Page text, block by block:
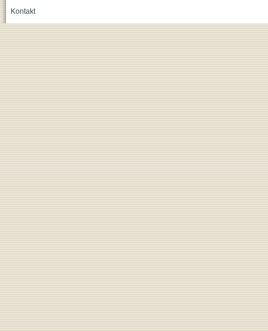
Kontakt